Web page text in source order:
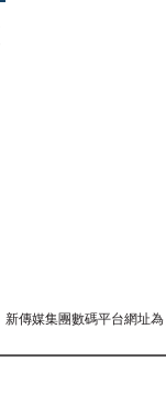
新傳媒集團數碼平台網址為